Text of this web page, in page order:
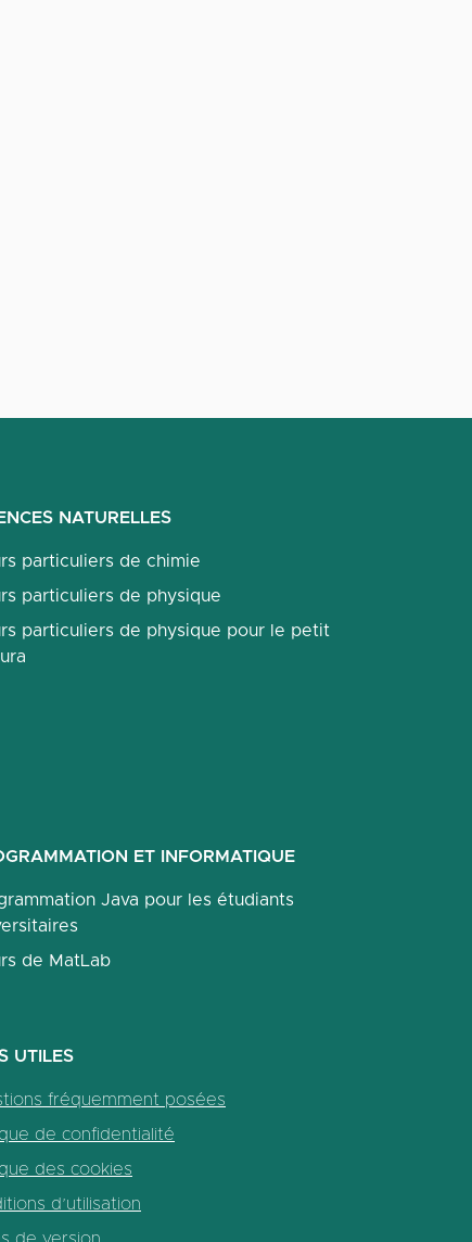
NATURELLES
particuliers de chimie
particuliers de physique
particuliers de physique pour le petit
ET INFORMATIQUE
Java pour les étudiants
de MatLab
UTILES
fréquemment posées
de confidentialité
des cookies
d’utilisation